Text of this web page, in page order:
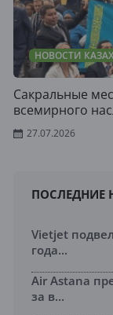
НОВОСТИ
Сакральные
всемирного
27.07.2026
ПОСЛЕДНИЕ
Vietjet
года...
Air Astana
за в...